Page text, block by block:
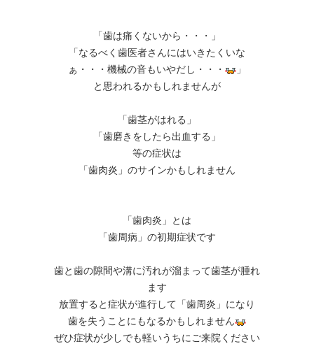
「歯は痛くないから・・・」
「なるべく歯医者さんにはいきたくいな
ぁ・・・機械の音もいやだし・・・
」
と思われるかもしれませんが
「歯茎がはれる」
「歯磨きをしたら出血する」
等の症状は
「歯肉炎」のサインかもしれません
「歯肉炎」とは
「歯周病」の初期症状です
歯と歯の隙間や溝に汚れが溜まって歯茎が腫れ
ます
放置すると症状が進行して「歯周炎」になり
歯を失うことにもなるかもしれません
ぜひ症状が少しでも軽いうちにご来院ください